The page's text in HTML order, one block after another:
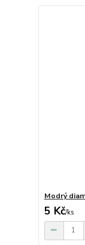
Modrý
5 Kč/ks